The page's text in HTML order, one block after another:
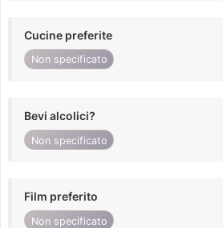
Cucine preferite
Non specificato
Bevi alcolici?
Non specificato
Film preferito
Non specificato